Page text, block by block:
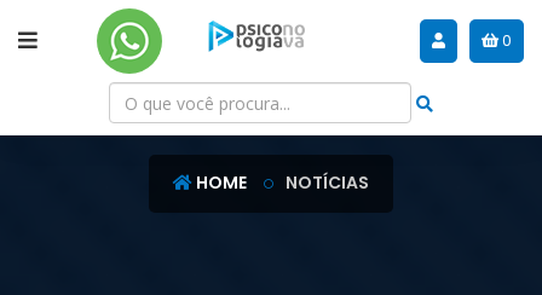
0
NOTÍCIAS
HOME NOTÍCIAS